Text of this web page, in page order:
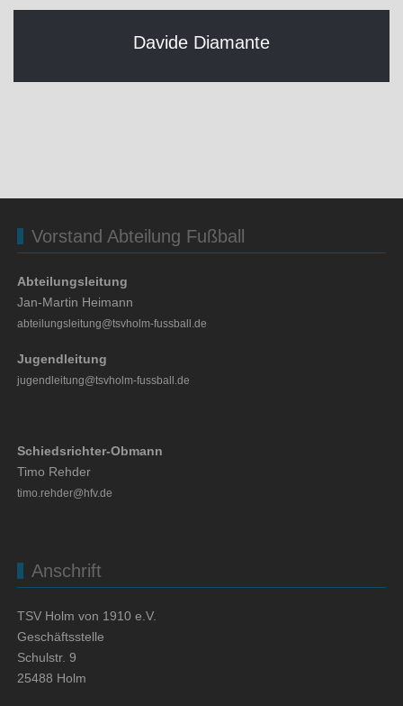
Davide Diamante
Vorstand Abteilung Fußball
Abteilungsleitung
Jan-Martin Heimann
abteilungsleitung@tsvholm-fussball.de
Jugendleitung
jugendleitung@tsvholm-fussball.de
Schiedsrichter-Obmann
Timo Rehder
timo.rehder@hfv.de
Anschrift
TSV Holm von 1910 e.V.
Geschäftsstelle
Schulstr. 9
25488 Holm